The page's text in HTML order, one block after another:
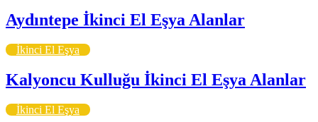
Aydıntepe İkinci El Eşya Alanlar
İkinci El Eşya
Kalyoncu Kulluğu İkinci El Eşya Alanlar
İkinci El Eşya